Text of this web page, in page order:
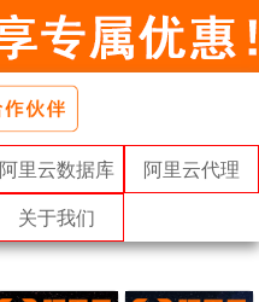
阿里云数据库 阿里云代理
关于我们